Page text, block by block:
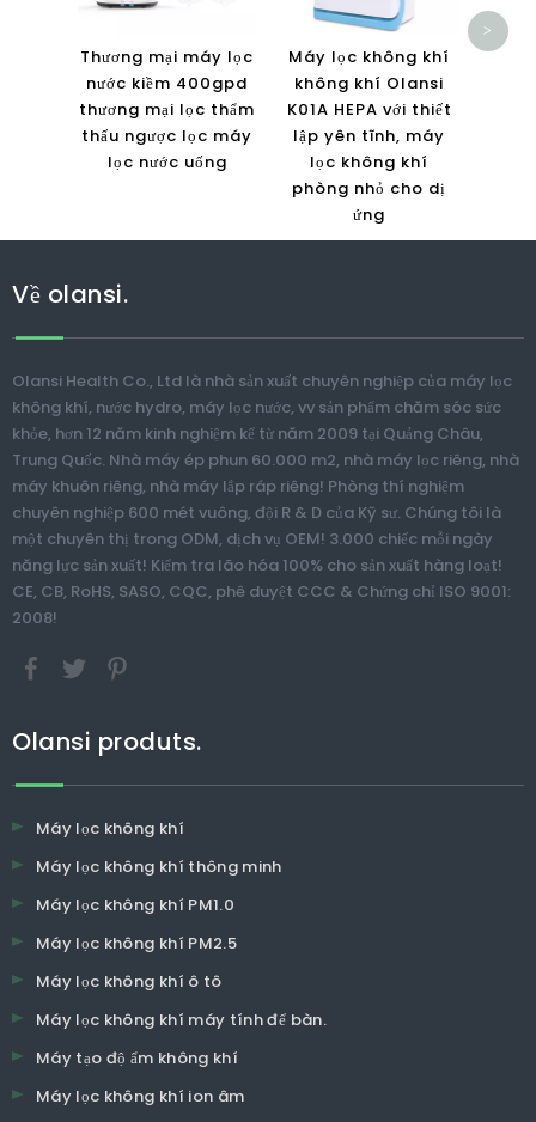
Thương mại máy lọc
nước kiềm 400gpd
thương mại lọc thẩm
thấu ngược lọc máy
lọc nước uống
Máy lọc không khí
không khí Olansi
K01A HEPA với thiết
lập yên tĩnh, máy
lọc không khí
phòng nhỏ cho dị
ứng
>
Về olansi.
Olansi Health Co., Ltd là nhà sản xuất chuyên nghiệp của máy lọc
không khí, nước hydro, máy lọc nước, vv sản phẩm chăm sóc sức
khỏe, hơn 12 năm kinh nghiệm kể từ năm 2009 tại Quảng Châu,
Trung Quốc. Nhà máy ép phun 60.000 m2, nhà máy lọc riêng, nhà
máy khuôn riêng, nhà máy lắp ráp riêng! Phòng thí nghiệm
chuyên nghiệp 600 mét vuông, đội R & D của Kỹ sư. Chúng tôi là
một chuyên thị trong ODM, dịch vụ OEM! 3.000 chiếc mỗi ngày
năng lực sản xuất! Kiểm tra lão hóa 100% cho sản xuất hàng loạt!
CE, CB, RoHS, SASO, CQC, phê duyệt CCC & Chứng chỉ ISO 9001:
2008!
Olansi produts.
Máy lọc không khí
Máy lọc không khí thông minh
Máy lọc không khí PM1.0
Máy lọc không khí PM2.5
Máy lọc không khí ô tô
Máy lọc không khí máy tính để bàn.
Máy tạo độ ẩm không khí
Máy lọc không khí ion âm